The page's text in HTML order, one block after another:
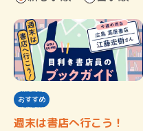
おすすめ
週末は書店へ行こう！